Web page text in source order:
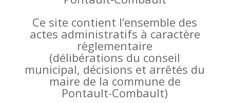
Ce site contient l’ensemble des
actes administratifs à caractère
règlementaire
(délibérations du conseil
municipal, décisions et arrêtés du
maire de la commune de
Pontault-Combault)